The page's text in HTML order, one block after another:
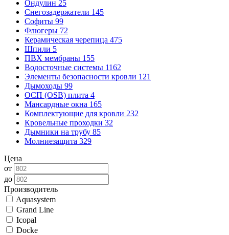
Ондулин 25
Снегозадержатели 145
Софиты 99
Флюгеры 72
Керамическая черепица 475
Шпили 5
ПВХ мембраны 155
Водосточные системы 1162
Элементы безопасности кровли 121
Дымоходы 99
ОСП (OSB) плита 4
Мансардные окна 165
Комплектующие для кровли 232
Кровельные проходки 32
Дымники на трубу 85
Молниезащита 329
Цена
от
до
Производитель
Aquasystem
Grand Line
Icopal
Docke